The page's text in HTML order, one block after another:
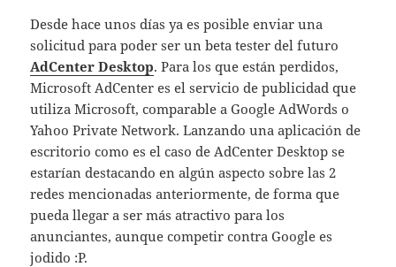
Desde hace unos días ya es posible enviar una
solicitud para poder ser un beta tester del futuro
AdCenter Desktop. Para los que están perdidos,
Microsoft AdCenter es el servicio de publicidad que
utiliza Microsoft, comparable a Google AdWords o
Yahoo Private Network. Lanzando una aplicación de
escritorio como es el caso de AdCenter Desktop se
estarían destacando en algún aspecto sobre las 2
redes mencionadas anteriormente, de forma que
pueda llegar a ser más atractivo para los
anunciantes, aunque competir contra Google es
jodido :P.